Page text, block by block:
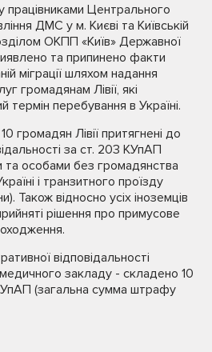
працiвниками Центрального
ДМС у м. Києві та Київській
ОКПП «Київ» Державної
та припинено факти
міграції шляхом надання
громадянам Лівії, які
перебування в Україні.
громадян Лівії притягнені до
за ст. 203 КУпАП
особами без громадянства
і транзитного проїзду
Також відносно усіх іноземців
рішення про примусове
відповідальності
закладу - складено 10
(загальна сумма штрафу